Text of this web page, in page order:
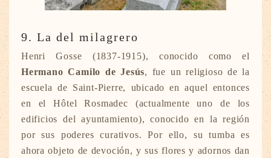
9. La del milagrero
Henri Gosse (1837-1915), conocido como el
Hermano Camilo de Jesús, fue un religioso de la
escuela de Saint-Pierre, ubicado en aquel entonces
en el Hôtel Rosmadec (actualmente uno de los
edificios del ayuntamiento), conocido en la región
por sus poderes curativos. Por ello, su tumba es
ahora objeto de devoción, y sus flores y adornos dan